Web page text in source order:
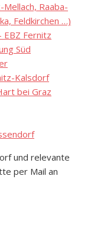
Raaba-
Feldkirchen …)
Fernitz
Süd
Kalsdorf
bei Graz
und relevante
per Mail an